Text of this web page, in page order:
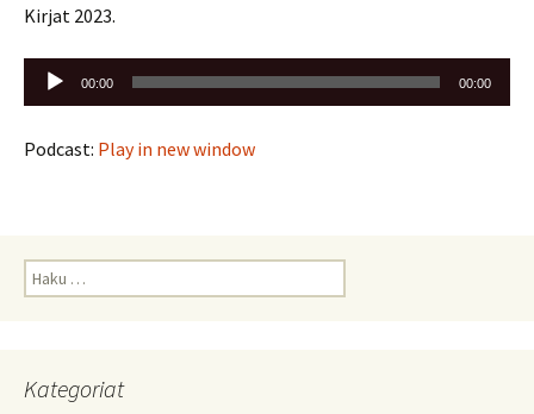
Kirjat 2023.
Äänitoistin
00:00 00:00
Podcast: Play in new window
Haku:
Kategoriat